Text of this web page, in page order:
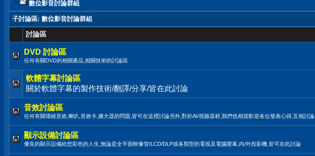
數位影音討論群組
子討論區: 數位影音討論群組
討論區
DVD 討論區
任何有關DVD的相關產品,相關技術的討論區
軟體字幕討論區
關於軟體字幕的製作技術/翻譯/分享/皆在此討論
音效討論區
任何有關環繞音效,喇叭,音效卡,擴大器的問題,皆可在這裡討論另外,對於AV視聽器材,我們也相當歡迎各位發表心得,互相討論.
顯示設備討論區
優良的顯示設備給您彩色的人生,無論是全平面映像管/LCD/DLP或各類型的電視及電腦螢幕,內/外投影機,皆可在此討論